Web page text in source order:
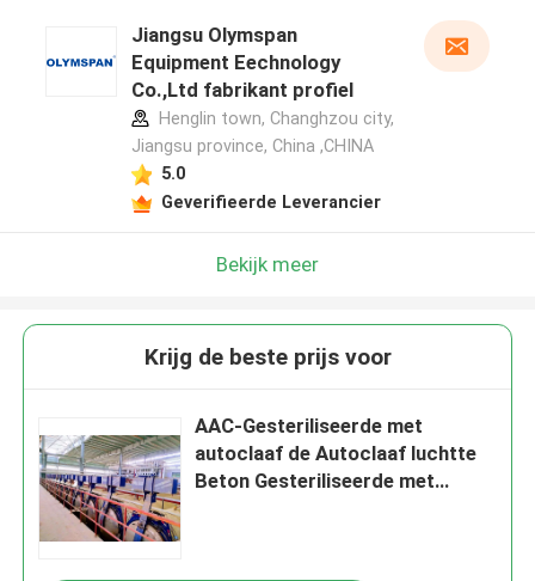
Jiangsu Olymspan
Equipment Eechnology
Co.,Ltd fabrikant profiel
Henglin town, Changhzou city,
Jiangsu province, China ,CHINA
5.0
Geverifieerde Leverancier
Bekijk meer
Krijg de beste prijs voor
AAC-Gesteriliseerde met
autoclaaf de Autoclaaf luchtte
Beton Gesteriliseerde met